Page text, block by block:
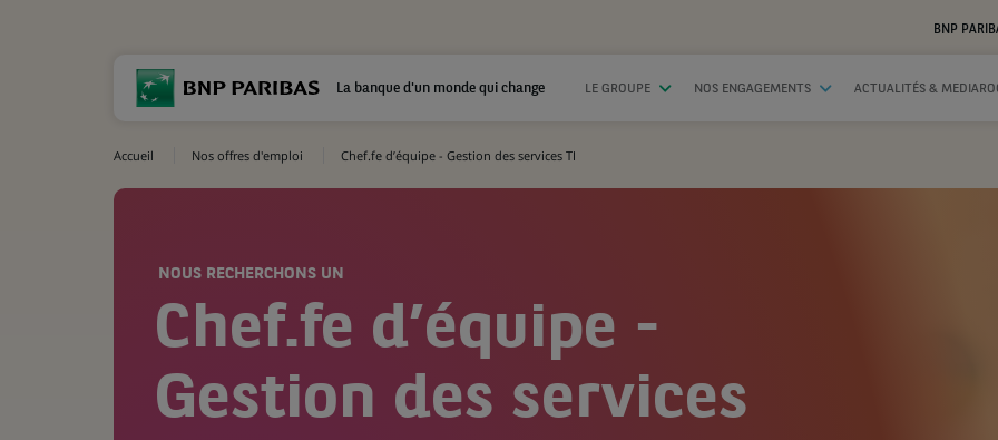
BNP
La banque d'un monde qui change LE GROUPE NOS ENGAGEMENTS ACTUALITÉS &
Accueil Nos offres d'emploi Chef.fe d’équipe - Gestion des services TI
NOUS RECHERCHONS UN
Chef.fe d’équipe -
Gestion des services